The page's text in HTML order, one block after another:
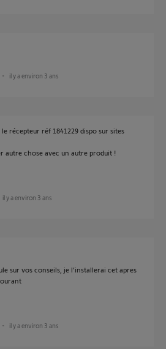
il y a environ 3 ans
récepteur réf 1841229 dispo sur sites
autre chose avec un autre produit !
il y a environ 3 ans
sur vos conseils, je l’installerai cet apres
il y a environ 3 ans